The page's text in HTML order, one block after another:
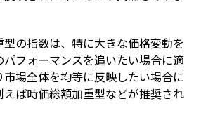
の指数は、特に大きな価格変動を
フォーマンスを追いたい場合に適
市場全体を均等に反映したい場合に
ば時価総額加重型などが推奨され